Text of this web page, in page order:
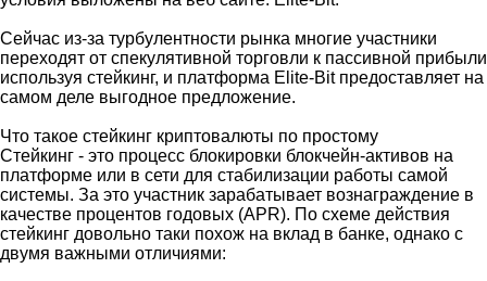
Сейчас из-за турбулентности рынка многие участники
переходят от спекулятивной торговли к пассивной прибыли
используя стейкинг, и платформа Elite-Bit предоставляет на
самом деле выгодное предложение.
Что такое стейкинг криптовалюты по простому
Стейкинг - это процесс блокировки блокчейн-активов на
платформе или в сети для стабилизации работы самой
системы. За это участник зарабатывает вознаграждение в
качестве процентов годовых (APR). По схеме действия
стейкинг довольно таки похож на вклад в банке, однако с
двумя важными отличиями: